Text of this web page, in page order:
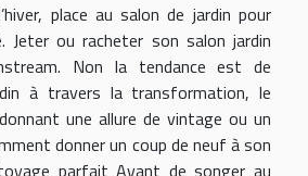
place au salon de jardin pour
Jeter ou racheter son salon jardin
Non la tendance est de
à travers la transformation, le
une allure de vintage ou un
donner un coup de neuf à son